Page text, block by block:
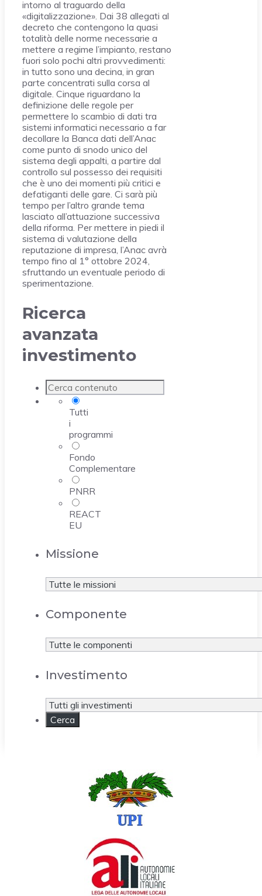
intorno al traguardo della
«digitalizzazione». Dai 38 allegati al
decreto che contengono la quasi
totalità delle norme necessarie a
mettere a regime l’impianto, restano
fuori solo pochi altri provvedimenti:
in tutto sono una decina, in gran
parte concentrati sulla corsa al
digitale. Cinque riguardano la
definizione delle regole per
permettere lo scambio di dati tra
sistemi informatici necessario a far
decollare la Banca dati dell’Anac
come punto di snodo unico del
sistema degli appalti, a partire dal
controllo sul possesso dei requisiti
che è uno dei momenti più critici e
defatiganti delle gare. Ci sarà più
tempo per l’altro grande tema
lasciato all’attuazione successiva
della riforma. Per mettere in piedi il
sistema di valutazione della
reputazione di impresa, l’Anac avrà
tempo fino al 1° ottobre 2024,
sfruttando un eventuale periodo di
sperimentazione.
Ricerca
avanzata
investimento
Tutti
i
programmi
Fondo
Complementare
PNRR
REACT
EU
Missione
Componente
Investimento